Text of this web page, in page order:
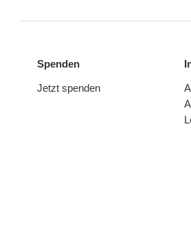
Spenden
Jetzt spenden